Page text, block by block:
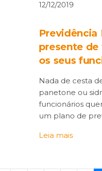
12/12/2019
Previdência
presente
os seus
Nada de cesta
panetone ou
funcionários
um plano de
Leia mais